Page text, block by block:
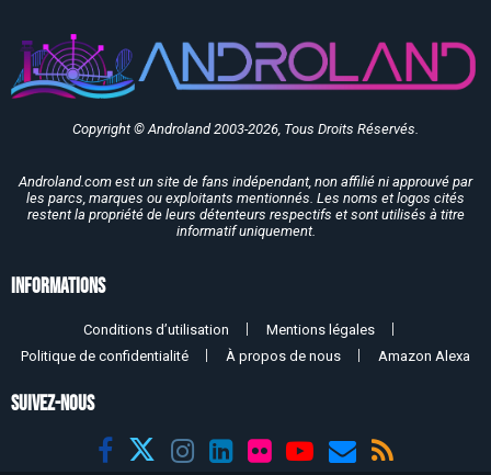
Copyright © Androland 2003-2026, Tous Droits Réservés.
Androland.com est un site de fans indépendant, non affilié ni approuvé par
les parcs, marques ou exploitants mentionnés. Les noms et logos cités
restent la propriété de leurs détenteurs respectifs et sont utilisés à titre
informatif uniquement.
Informations
Conditions d’utilisation
Mentions légales
Politique de confidentialité
À propos de nous Amazon Alexa
SUIVEZ-NOUS